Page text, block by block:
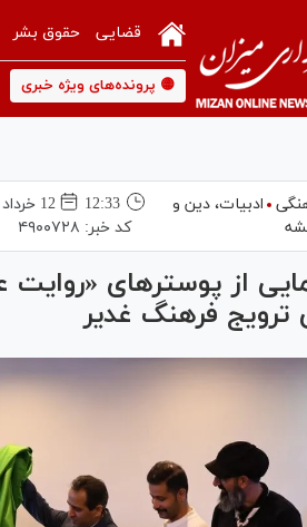
قضایی حقوق بشر
🟡 پرونده‌های ویژه خبری
ادبیات، دین و
12:33
12 خرداد 1405
کد خبر: ۴۹۰۰۷۲۸
از پوسترهای «روایت
ترویج فرهنگ غدیر